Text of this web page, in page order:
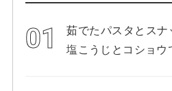
茹でたパスタとス
塩こうじとコショウ